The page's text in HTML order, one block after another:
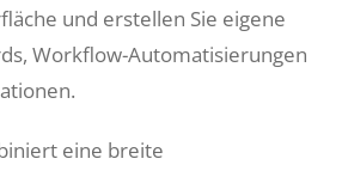
und erstellen Sie eigene
Workflow-Automatisierungen
eine breite